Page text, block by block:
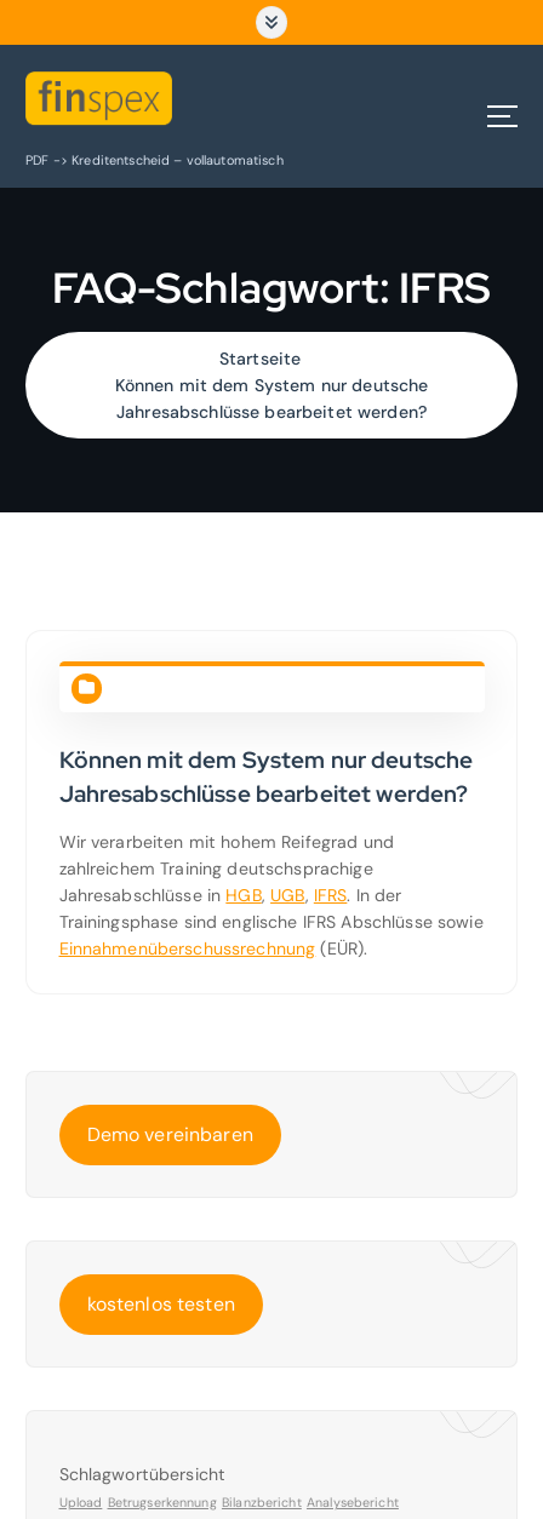
PDF -> Kreditentscheid – vollautomatisch
FAQ-Schlagwort: IFRS
Startseite
Können mit dem System nur deutsche
Jahresabschlüsse bearbeitet werden?
Können mit dem System nur deutsche
Jahresabschlüsse bearbeitet werden?
Wir verarbeiten mit hohem Reifegrad und
zahlreichem Training deutschsprachige
Jahresabschlüsse in HGB, UGB, IFRS. In der
Trainingsphase sind englische IFRS Abschlüsse sowie
Einnahmenüberschussrechnung (EÜR).
Demo vereinbaren
kostenlos testen
Schlagwortübersicht
Upload Betrugserkennung Bilanzbericht Analysebericht